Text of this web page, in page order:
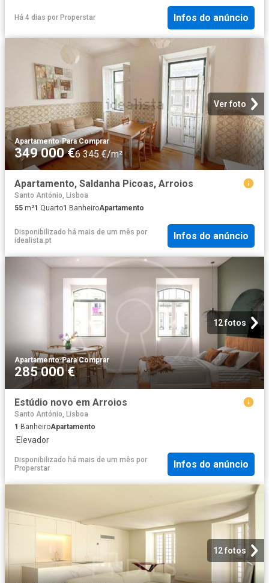
Há 4 dias por Properstar Infos do anúncio
Ver foto
Apartamento·Para Comprar
349 000 €6 345 €/m²
Apartamento, Saldanha Picoas, Arroios
Santo António, Lisboa
55 m²1 Quarto1 BanheiroApartamento
Disponibilizado há mais de um mês por
idealista.pt
Infos do anúncio
12 fotos
Apartamento·Para Comprar
285 000 €
Estúdio novo em Arroios
Santo António, Lisboa
1 BanheiroApartamento
·Elevador
Disponibilizado há mais de um mês por
Properstar
Infos do anúncio
12 fotos